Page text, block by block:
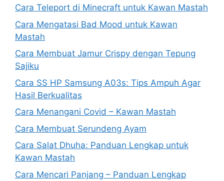
Cara Teleport di Minecraft untuk Kawan Mastah
Cara Mengatasi Bad Mood untuk Kawan
Mastah
Cara Membuat Jamur Crispy dengan Tepung
Sajiku
Cara SS HP Samsung A03s: Tips Ampuh Agar
Hasil Berkualitas
Cara Menangani Covid – Kawan Mastah
Cara Membuat Serundeng Ayam
Cara Salat Dhuha: Panduan Lengkap untuk
Kawan Mastah
Cara Mencari Panjang – Panduan Lengkap